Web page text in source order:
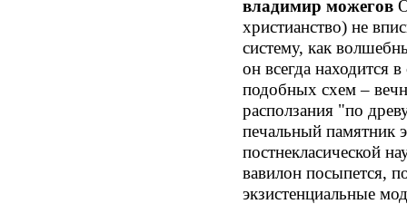
владимир можегов
христианство) не
систему, как
он всегда находится
подобных схем –
расползания "по
печальный памятник
постнекласической
вавилон посыпется,
экзистенциальные